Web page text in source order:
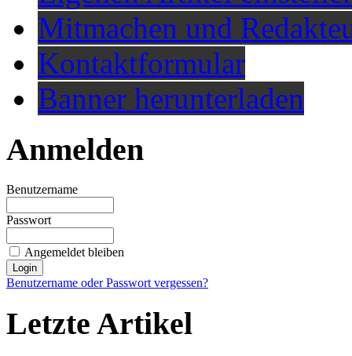
Mitmachen und
Kontaktformular
Banner herunterladen
Anmelden
Benutzername
Passwort
Angemeldet bleiben
Benutzername oder Passwort vergessen?
Letzte Artikel